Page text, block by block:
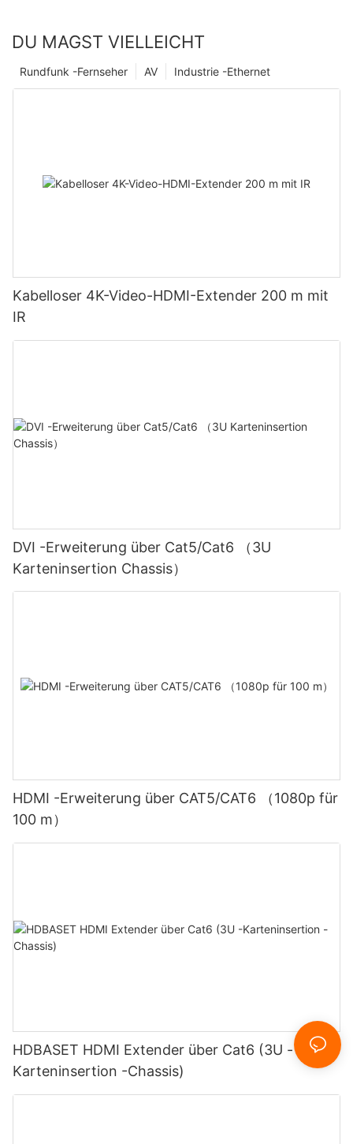
DU MAGST VIELLEICHT
Industrie -Ethernet
AV
Rundfunk -Fernseher
Kabelloser 4K-Video-HDMI-Extender 200 m mit
IR
DVI -Erweiterung über Cat5/Cat6 （3U
Karteninsertion Chassis）
HDMI -Erweiterung über CAT5/CAT6 （1080p für
100 m）
HDBASET HDMI Extender über Cat6 (3U -
Karteninsertion -Chassis)